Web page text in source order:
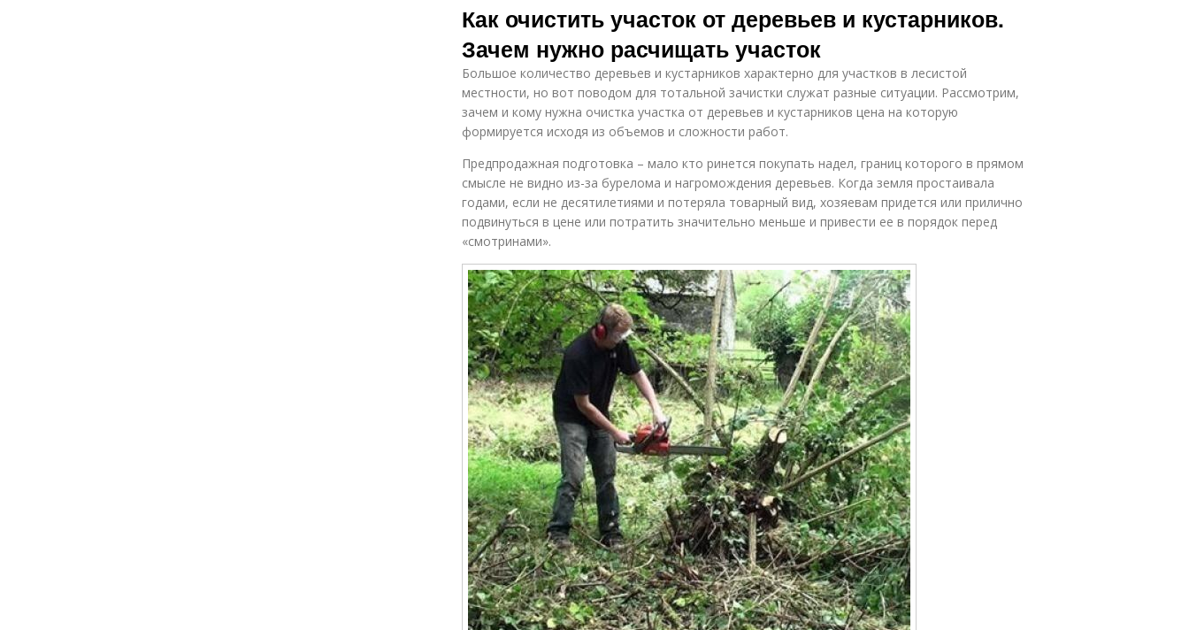
Как очистить участок от деревьев и кустарников.
Зачем нужно расчищать участок
Большое количество деревьев и кустарников характерно для участков в лесистой
местности, но вот поводом для тотальной зачистки служат разные ситуации. Рассмотрим,
зачем и кому нужна очистка участка от деревьев и кустарников цена на которую
формируется исходя из объемов и сложности работ.
Предпродажная подготовка – мало кто ринется покупать надел, границ которого в прямом
смысле не видно из-за бурелома и нагромождения деревьев. Когда земля простаивала
годами, если не десятилетиями и потеряла товарный вид, хозяевам придется или прилично
подвинуться в цене или потратить значительно меньше и привести ее в порядок перед
«смотринами».